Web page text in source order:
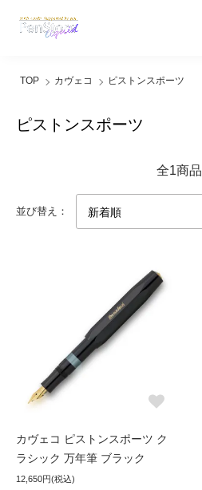
TOP カヴェコ ピストンスポーツ
ピストンスポーツ
全1商品
並び替え：
カヴェコ ピストンスポーツ ク
ラシック 万年筆 ブラック
12,650円(税込)